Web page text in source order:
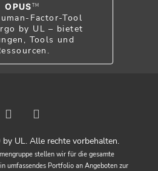
OPUS TM
Factor-Tool
by UL – bietet
Tools und
UL. Alle rechte vorbehalten.
stellen wir für die gesamte
umfassendes Portfolio an Angeboten zur